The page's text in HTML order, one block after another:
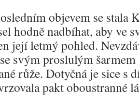
objevem se stala
hodně nadbíhat, aby ve
její letmý pohled.
svým proslulým
růže. Dotyčná je sice s
pakt oboustranné